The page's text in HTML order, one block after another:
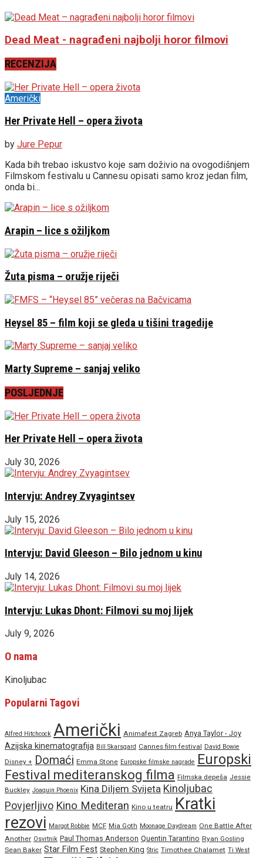
Dead Meat - nagrađeni najbolji horor filmovi
RECENZIJA
Američki
Her Private Hell – opera života
by Jure Pepur
Kada bih trebao iskustvo koje sam doživio na ovogodišnjem
Filmskom festivalu u Cannesu opisati samo kroz jedan film,
onda bi...
Arapin – lice s ožiljkom
Žuta pisma – oružje riječi
Heysel 85 – film koji se gleda u tišini tragedije
Marty Supreme – sanjaj veliko
POSLJEDNJE
Her Private Hell – opera života
July 30, 2026
Intervju: Andrey Zvyagintsev
July 15, 2026
Intervju: David Gleeson – Bilo jednom u kinu
July 14, 2026
Intervju: Lukas Dhont: Filmovi su moj lijek
July 9, 2026
O nama
Kinoljubac
Popularni Tagovi
Alfred Hitchcock Američki Animafest Zagreb Anya Taylor - Joy
Azijska kinematografija Bill Skarsgard Cannes film festival David Bowie
Disney + Domaći Emma Stone Europske filmske nagrade Europski
Festival mediteranskog filma Filmska depeša Jessie
Buckley Joaquin Phoenix Kina Diljem Svijeta Kinoljubac
Povjerljivo Kino Mediteran Kino u teatru
Kratki
rezovi Margot Robbie MCF Mia Goth Moonage Daydream One Battle After
Another Osvrtnik Paul Thomas Anderson Quentin Tarantino Ryan Gosling
Sean Baker Star Film Fest Stephen King Stric Timothee Chalamet Ti West